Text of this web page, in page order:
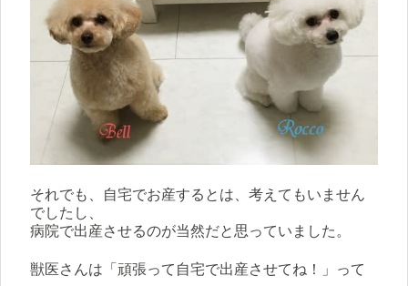
それでも、自宅でお産するとは、考えてもいません
でしたし、
病院で出産させるのが当然だと思っていました。
獣医さんは「頑張って自宅で出産させてね！」って